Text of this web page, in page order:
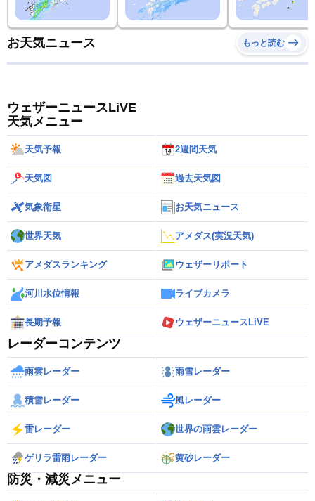
お天気ニュース もっと読む
ウェザーニュースLiVE
天気メニュー
天気予報 2週間天気
天気図 過去天気図
気象衛星 お天気ニュース
世界天気 アメダス(実況天気)
アメダスランキング ウェザーリポート
河川水位情報 ライブカメラ
長期予報 ウェザーニュースLiVE
レーダーコンテンツ
雨雲レーダー 雨雪レーダー
積雪レーダー 風レーダー
雷レーダー 世界の雨雲レーダー
ゲリラ雷雨レーダー 黄砂レーダー
防災・減災メニュー